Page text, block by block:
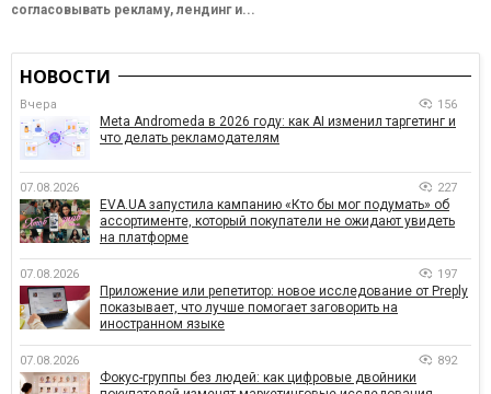
согласовывать рекламу, лендинг и...
НОВОСТИ
Вчера 156
Meta Andromeda в 2026 году: как AI изменил таргетинг и
что делать рекламодателям
07.08.2026 227
EVA.UA запустила кампанию «Кто бы мог подумать» об
ассортименте, который покупатели не ожидают увидеть
на платформе
07.08.2026 197
Приложение или репетитор: новое исследование от Preply
показывает, что лучше помогает заговорить на
иностранном языке
07.08.2026 892
Фокус-группы без людей: как цифровые двойники